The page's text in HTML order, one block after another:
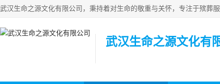
武汉生命之源文化有